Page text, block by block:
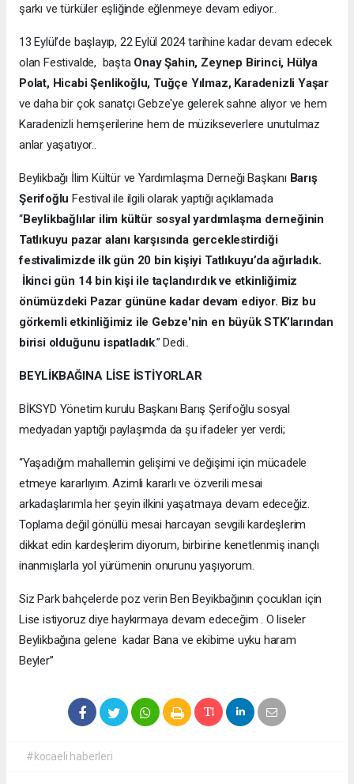
şarkı ve türküler eşliğinde eğlenmeye devam ediyor..
13 Eylül’de başlayıp, 22 Eylül 2024 tarihine kadar devam edecek
olan Festivalde, başta Onay Şahin, Zeynep Birinci, Hülya
Polat, Hicabi Şenlikoğlu, Tuğçe Yılmaz, Karadenizli Yaşar
ve daha bir çok sanatçı Gebze'ye gelerek sahne alıyor ve hem
Karadenizli hemşerilerine hem de müzikseverlere unutulmaz
anlar yaşatıyor..
Beylikbağı İlim Kültür ve Yardımlaşma Derneği Başkanı Barış
ŞerifoğluFestival ile ilgili olarak yaptığı açıklamada
“Beylikbağlılar ilim kültür sosyal yardımlaşma derneğinin
Tatlıkuyu pazar alanı karşısında gerceklestirdiği
festivalimizde ilk gün 20 bin kişiyi Tatlıkuyu’da ağırladık.
İkinci gün 14 bin kişi ile taçlandırdık ve etkinliğimiz
önümüzdeki Pazar gününe kadar devam ediyor. Biz bu
görkemli etkinliğimiz ile Gebze'nin en büyük STK’larından
birisi olduğunu ispatladık.” Dedi..
BEYLİKBAĞINA LİSE İSTİYORLAR
BİKSYD Yönetim kurulu Başkanı Barış Şerifoğlu sosyal
medyadan yaptığı paylaşımda da şu ifadeler yer verdi;
“Yaşadığım mahallemin gelişimi ve değişimi için mücadele
etmeye kararlıyım. Azimli kararlı ve özverili mesai
arkadaşlarımla her şeyin ilkini yaşatmaya devam edeceğiz.
Toplama değil gönüllü mesai harcayan sevgili kardeşlerim
dikkat edin kardeşlerim diyorum, birbirine kenetlenmiş inançlı
inanmışlarla yol yürümenin onurunu yaşıyorum.
Siz Park bahçelerde poz verin Ben Beyikbağının çocukları için
Lise istiyoruz diye haykırmaya devam edeceğim . O liseler
Beylikbağına gelene kadar Bana ve ekibime uyku haram
Beyler”
#kocaeli haberleri